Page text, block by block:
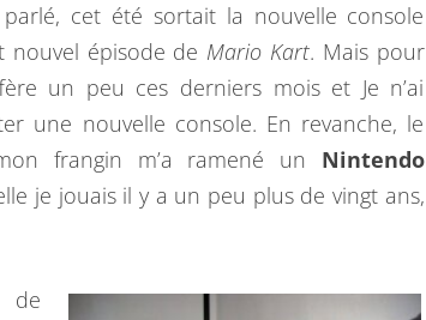
O
R
T
L
A
N
cet été sortait la nouvelle console
nouvel épisode de Mario Kart. Mais pour
un peu ces derniers mois et Je n’ai
une nouvelle console. En revanche, le
frangin m’a ramené un Nintendo
je jouais il y a un peu plus de vingt ans,
de